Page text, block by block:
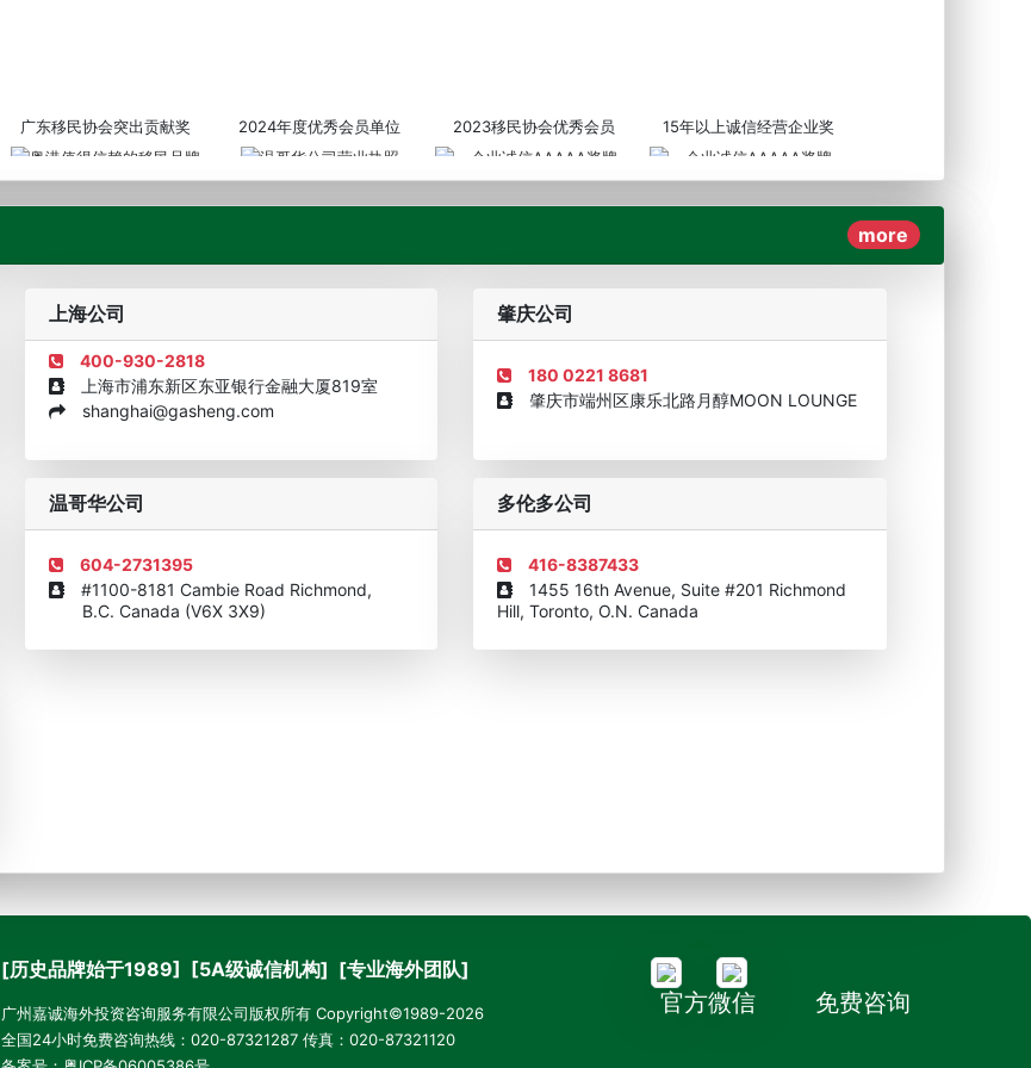
广东移民协会突出贡献奖 2024年度优秀会员单位 2023移民协会优秀会员 15年以上诚信经营企业奖
粤港值得信赖的移民品牌 企业诚信AAAAA奖牌2019
欧美澳年度表现移民团队 美国投资移民中介机构30强 加拿大移民顾问资格证书
more
上海公司
400-930-2818
上海市浦东新区东亚银行金融大厦819室
shanghai@gasheng.com
肇庆公司
180 0221 8681
肇庆市端州区康乐北路月醇MOON LOUNGE
温哥华公司
604-2731395
#1100-8181 Cambie Road Richmond,
B.C. Canada (V6X 3X9)
多伦多公司
416-8387433
1455 16th Avenue, Suite #201 Richmond
Hill, Toronto, O.N. Canada
[历史品牌始于1989] [5A级诚信机构] [专业海外团队]
广州嘉诚海外投资咨询服务有限公司版权所有 Copyright©1989-2026
全国24小时免费咨询热线：020-87321287 传真：020-87321120
官方微信 免费咨询